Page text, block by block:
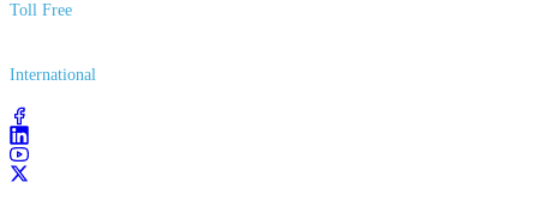
Toll Free
International